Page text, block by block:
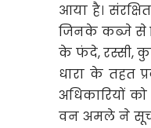
आया है।
जिनके कब्जे से
के फंदे, रस्सी,
धारा के तहत
अधिकारियों
वन अमले ने